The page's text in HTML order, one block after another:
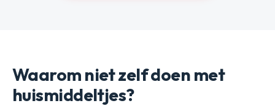
Waarom niet zelf doen met
huismiddeltjes?